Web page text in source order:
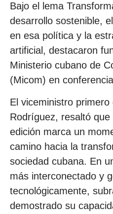
Bajo el lema
desarrollo sostenible,
en esa política y la
artificial, destacaron
Ministerio cubano de
(Micom) en
El viceministro
Rodríguez, resaltó
edición marca un
camino hacia la
sociedad cubana. En
más interconectado y
tecnológicamente,
demostrado su